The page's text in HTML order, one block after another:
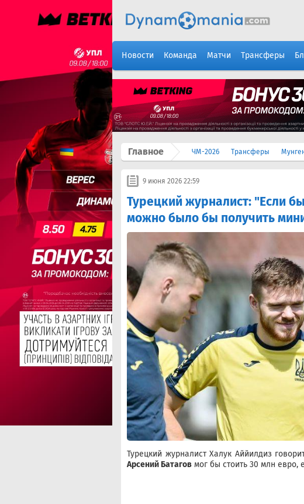
Новости Команда Матчи Трансферы
Главное ЧМ-2026 Трансферы
9 июня 2026 22:59
Турецкий журналист: "Если
можно было бы получить
Турецкий журналист Халук Аййилдиз
Арсений Батагов мог бы стоить 30 млн евро,